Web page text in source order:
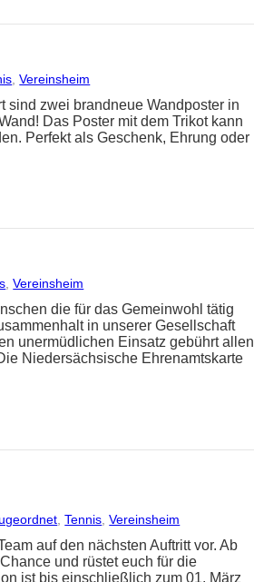
, Vereinsheim
sind zwei brandneue Wandposter in
Das Poster mit dem Trikot kann
Perfekt als Geschenk, Ehrung oder
, Vereinsheim
die für das Gemeinwohl tätig
in unserer Gesellschaft
unermüdlichen Einsatz gebührt allen
Niedersächsische Ehrenamtskarte
, Tennis , Vereinsheim
auf den nächsten Auftritt vor. Ab
und rüstet euch für die
ist bis einschließlich zum 01. März